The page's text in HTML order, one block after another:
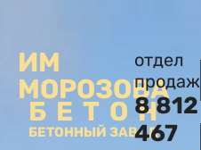
ИМ
МОРОЗОВА
БЕТОН
БЕТОННЫЙ ЗАВОД
отдел
продаж
8 812
467